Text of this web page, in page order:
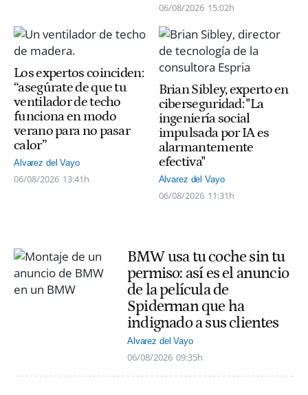
06/08/2026 15:02h
Los expertos coinciden:
“asegúrate de que tu
ventilador de techo
funciona en modo
verano para no pasar
calor”
Alvarez del Vayo
06/08/2026 13:41h
Brian Sibley, experto en
ciberseguridad: "La
ingeniería social
impulsada por IA es
alarmantemente
efectiva"
Alvarez del Vayo
06/08/2026 11:31h
BMW usa tu coche sin tu
permiso: así es el anuncio
de la película de
Spiderman que ha
indignado a sus clientes
Alvarez del Vayo
06/08/2026 09:35h